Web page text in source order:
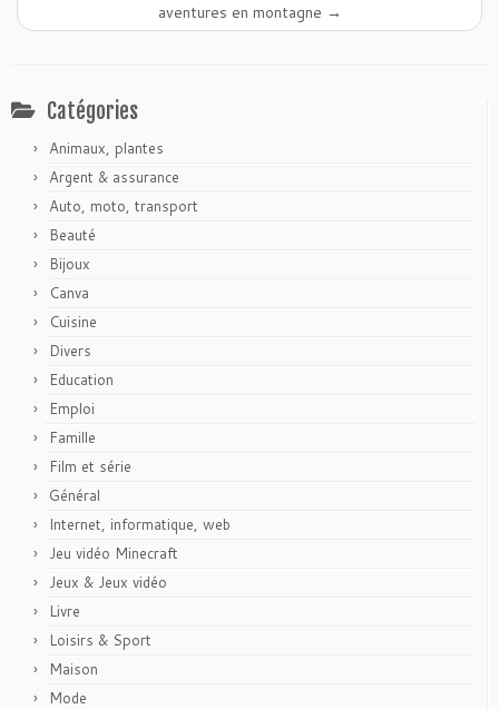
aventures en montagne →
Catégories
Animaux, plantes
Argent & assurance
Auto, moto, transport
Beauté
Bijoux
Canva
Cuisine
Divers
Education
Emploi
Famille
Film et série
Général
Internet, informatique, web
Jeu vidéo Minecraft
Jeux & Jeux vidéo
Livre
Loisirs & Sport
Maison
Mode